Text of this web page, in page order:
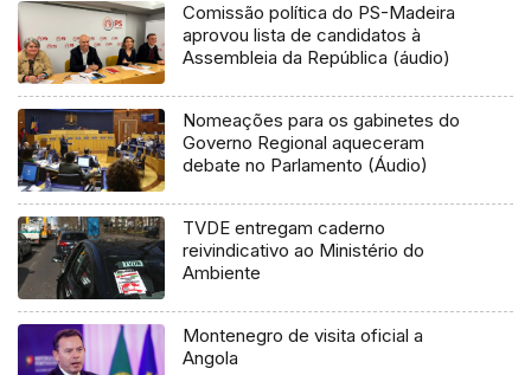
Comissão política do PS-Madeira
aprovou lista de candidatos à
Assembleia da República (áudio)
Nomeações para os gabinetes do
Governo Regional aqueceram
debate no Parlamento (Áudio)
TVDE entregam caderno
reivindicativo ao Ministério do
Ambiente
Montenegro de visita oficial a
Angola